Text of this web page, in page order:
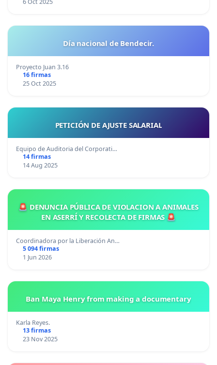
Día nacional de Bendecir.
Proyecto Juan 3.16
16 firmas
25 Oct 2025
PETICIÓN DE AJUSTE SALARIAL
Equipo de Auditoria del Corporati…
14 firmas
14 Aug 2025
🚨 DENUNCIA PÚBLICA DE VIOLACION A ANIMALES
EN ASERRÍ Y RECOLECTA DE FIRMAS 🚨
Coordinadora por la Liberación An…
5 094 firmas
1 Jun 2026
Ban Maya Henry from making a documentary
Karla Reyes.
13 firmas
23 Nov 2025